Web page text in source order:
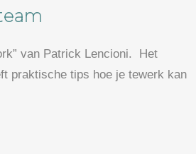
van Patrick Lencioni. Het
praktische tips hoe je tewerk kan